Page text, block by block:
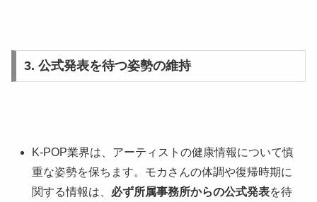
3. 公式発表を待つ姿勢の維持
K-POP業界は、アーティストの健康情報について慎
重な姿勢を保ちます。モカさんの体調や復帰時期に
関する情報は、 必ず所属事務所からの公式発表を待